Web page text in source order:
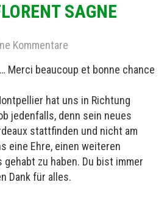
SAGNE
Kommentare
Merci beaucoup et bonne chance
hat uns in Richtung
jedenfalls, denn sein neues
stattfinden und nicht am
eine Ehre, einen weiteren
gehabt zu haben. Du bist immer
Dank für alles.